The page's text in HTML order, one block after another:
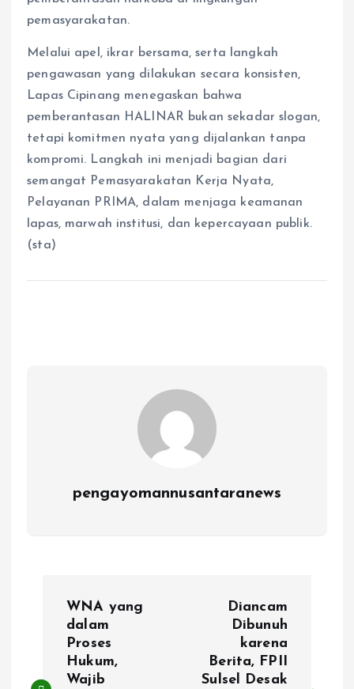
pemasyarakatan.
Melalui apel, ikrar bersama, serta langkah
pengawasan yang dilakukan secara konsisten,
Lapas Cipinang menegaskan bahwa
pemberantasan HALINAR bukan sekadar slogan,
tetapi komitmen nyata yang dijalankan tanpa
kompromi. Langkah ini menjadi bagian dari
semangat Pemasyarakatan Kerja Nyata,
Pelayanan PRIMA, dalam menjaga keamanan
lapas, marwah institusi, dan kepercayaan publik.
(sta)
pengayomannusantaranews
v
WNA yang
dalam
Proses
Hukum,
Wajib
Diancam
Dibunuh
karena
Berita, FPII
Sulsel Desak